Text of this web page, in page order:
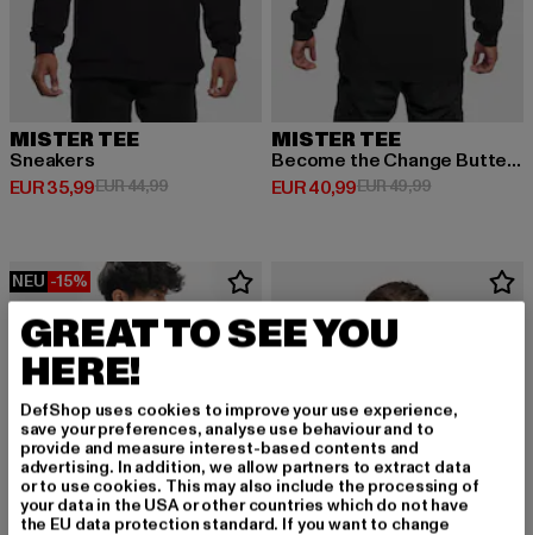
MISTER TEE
Sneakers
EUR 35,99
Derzeitiger Preis: EUR 35,99
EUR 44,99Aktionspreis: EUR 44,99
MISTER TEE
Become the Change Butterfly 2.0
EUR 40,99
Derzeitiger Preis: EUR 40,99
EUR 49,99Aktionspreis:
NEU -15%
GREAT TO SEE YOU
HERE!
DefShop uses cookies to improve your use experience,
save your preferences, analyse use behaviour and to
provide and measure interest-based contents and
advertising. In addition, we allow partners to extract data
or to use cookies. This may also include the processing of
your data in the USA or other countries which do not have
the EU data protection standard. If you want to change